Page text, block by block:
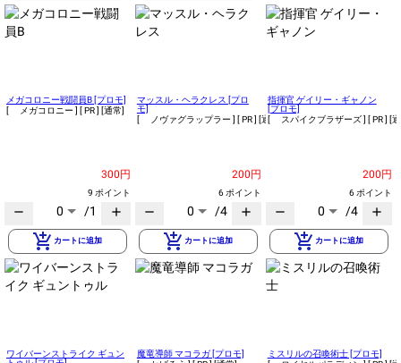
メガコロニー戦闘員B [プロモ]
[ メガコロニー ] [ PR ] [通常]
300円
9 ポイント
remove 0 /1 add
add_shopping_cart カートに追加
マッスル・ヘラクレス [プロ
モ]
[ ノヴァグラップラー ] [ PR ] [通常]
200円
6 ポイント
remove 0 /4 add
add_shopping_cart カートに追加
指揮官 ゲイリー・ギャノン
[プロモ]
[ スパイクブラザーズ ] [ PR ] [
200円
6 ポイント
remove 0 /4 add
add_shopping_cart カートに追加
ワイバーンストライク ギュン
魔竜導師 マコラガ [プロモ]
ミスリルの召喚術士 [プロモ]